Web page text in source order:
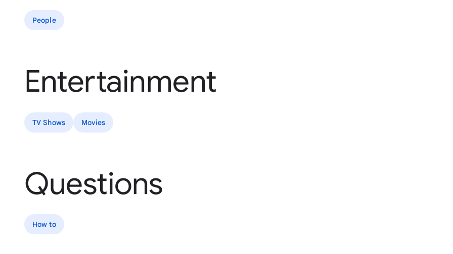
People
Entertainment
TV Shows Movies
Questions
How to